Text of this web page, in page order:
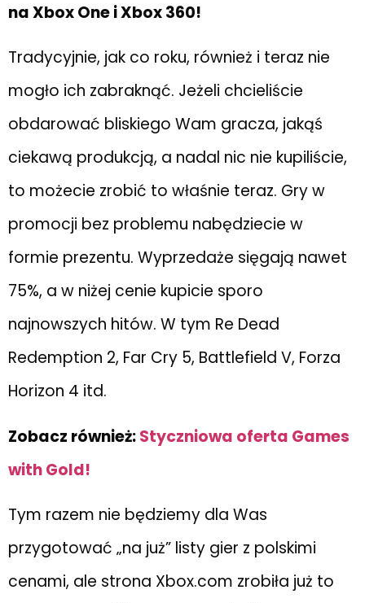
na Xbox One i Xbox 360!
Tradycyjnie, jak co roku, również i teraz nie
mogło ich zabraknąć. Jeżeli chcieliście
obdarować bliskiego Wam gracza, jakąś
ciekawą produkcją, a nadal nic nie kupiliście,
to możecie zrobić to właśnie teraz. Gry w
promocji bez problemu nabędziecie w
formie prezentu. Wyprzedaże sięgają nawet
75%, a w niżej cenie kupicie sporo
najnowszych hitów. W tym Re Dead
Redemption 2, Far Cry 5, Battlefield V, Forza
Horizon 4 itd.
Zobacz również:Styczniowa oferta Games
with Gold!
Tym razem nie będziemy dla Was
przygotować „na już” listy gier z polskimi
cenami, ale strona Xbox.com zrobiła już to